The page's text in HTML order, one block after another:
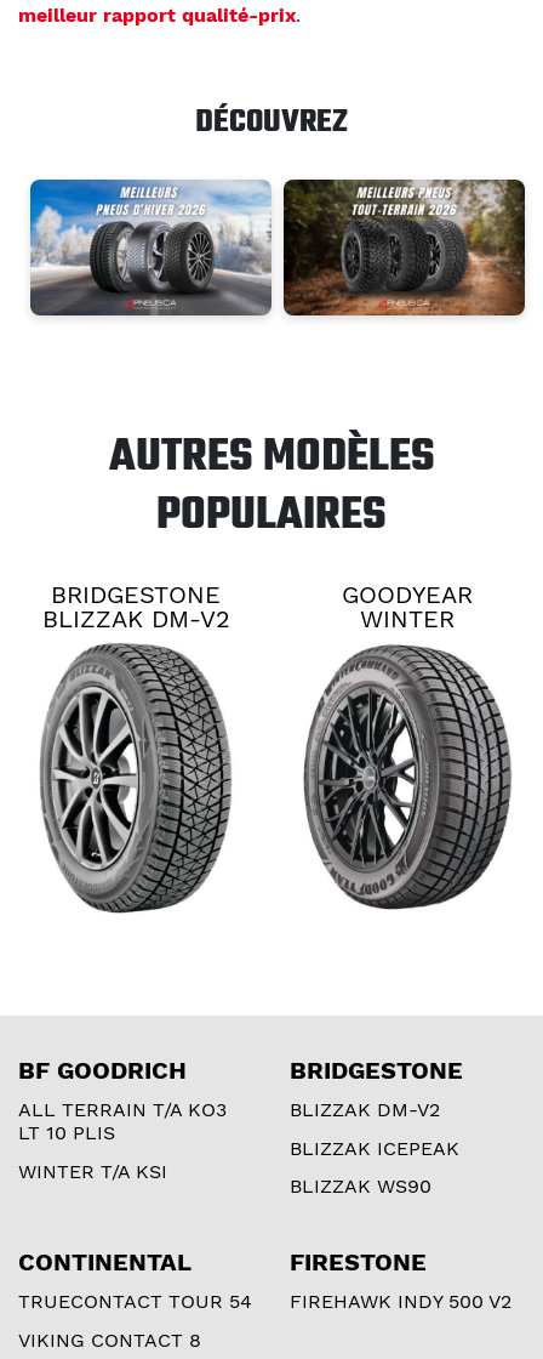
meilleur rapport qualité-prix.
DÉCOUVREZ
AUTRES MODÈLES
POPULAIRES
BRIDGESTONE
BLIZZAK DM-V2
GOODYEAR
WINTER
COMMAND
BF GOODRICH
ALL TERRAIN T/A KO3
LT 10 PLIS
WINTER T/A KSI
BRIDGESTONE
BLIZZAK DM-V2
BLIZZAK ICEPEAK
BLIZZAK WS90
CONTINENTAL
TRUECONTACT TOUR 54
VIKING CONTACT 8
FIRESTONE
FIREHAWK INDY 500 V2